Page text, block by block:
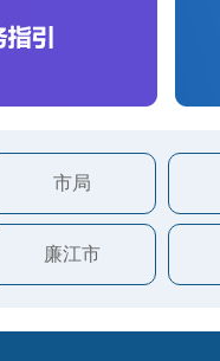
市局
廉江市